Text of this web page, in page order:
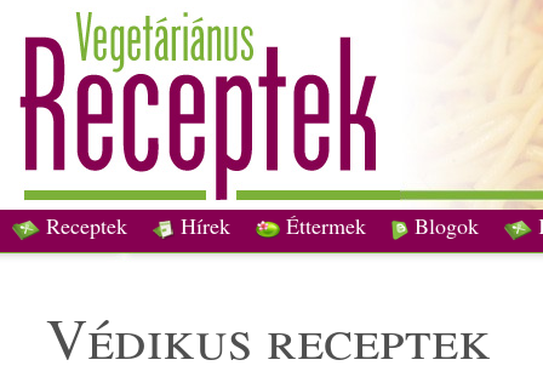
Receptek Hírek Éttermek Blogok
védikus receptek